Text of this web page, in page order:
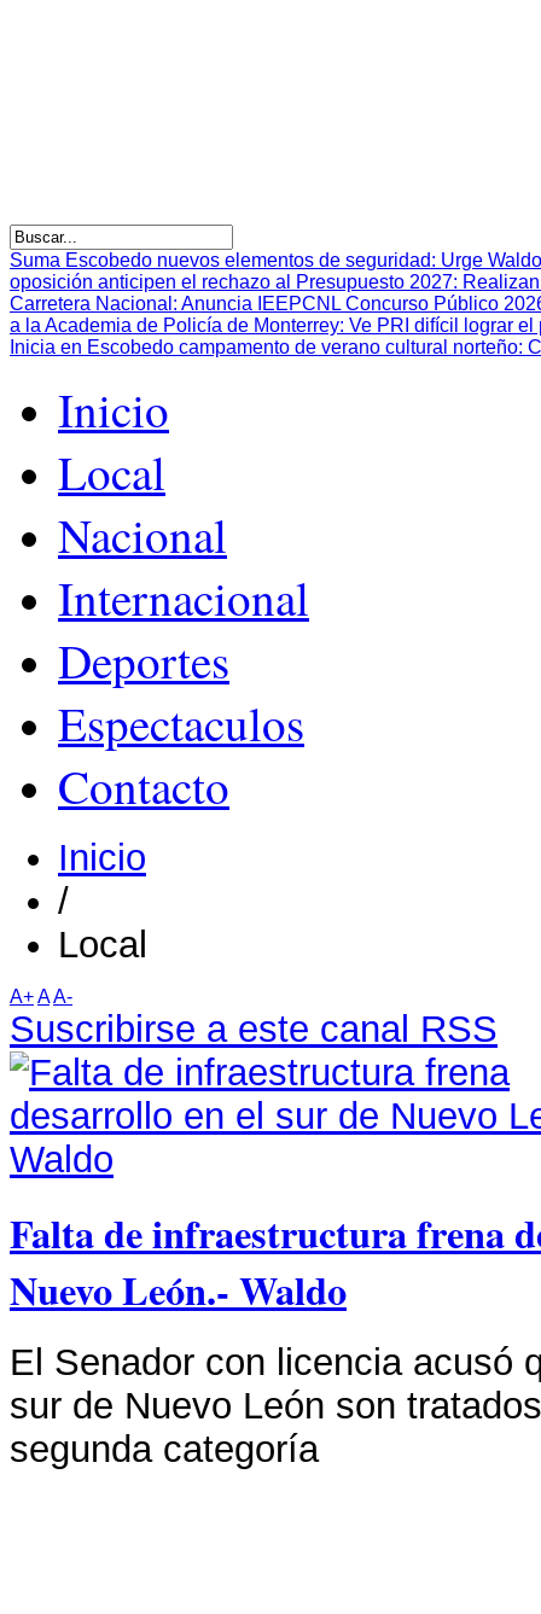
Suma Escobedo nuevos elementos de seguridad: Urge
oposición anticipen el rechazo al Presupuesto 2027:
Carretera Nacional : Anuncia IEEPCNL Concurso Público
a la Academia de Policía de Monterrey: Ve PRI difícil lograr el
Inicia en Escobedo campamento de verano cultural norteño:
Inicio
Local
Nacional
Internacional
Deportes
Espectaculos
Contacto
Inicio
/
Local
A+AA-
Suscribirse a este canal RSS
Falta de infraestructura frena
Nuevo León.- Waldo
El Senador con licencia acusó
sur de Nuevo León son
segunda categoría